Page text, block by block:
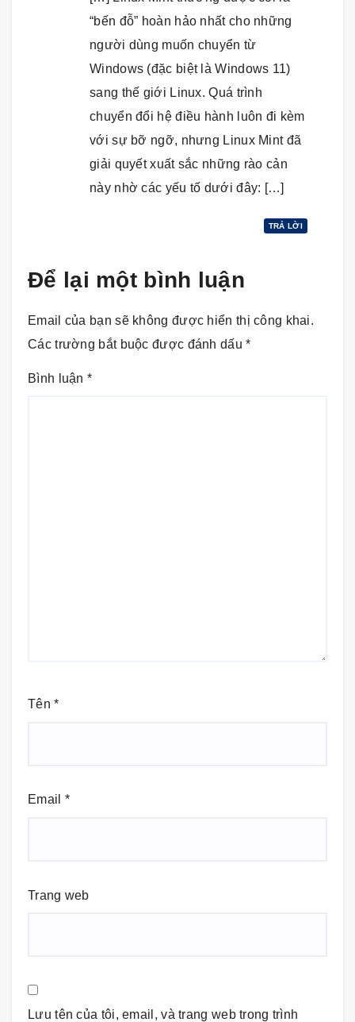
“bến đỗ” hoàn hảo nhất cho những
người dùng muốn chuyển từ
Windows (đặc biệt là Windows 11)
sang thế giới Linux. Quá trình
chuyển đổi hệ điều hành luôn đi kèm
với sự bỡ ngỡ, nhưng Linux Mint đã
giải quyết xuất sắc những rào cản
này nhờ các yếu tố dưới đây: […]
TRẢ LỜI
Để lại một bình luận
Email của bạn sẽ không được hiển thị công khai.
Các trường bắt buộc được đánh dấu*
Bình luận *
Tên*
Email *
Trang web
Lưu tên của tôi, email, và trang web trong trình